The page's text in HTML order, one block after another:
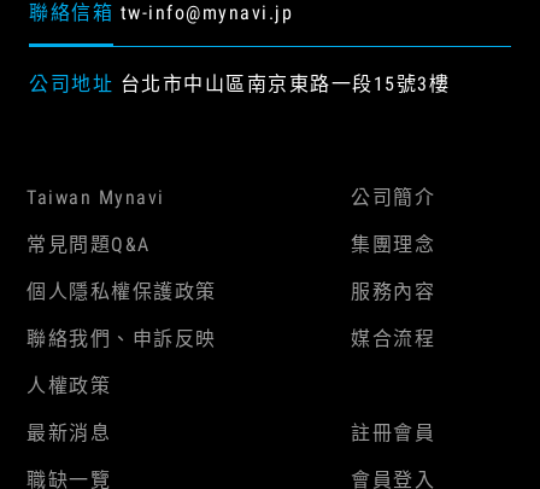
聯絡信箱 tw-info@mynavi.jp
公司地址 台北市中山區南京東路一段15號3樓
Taiwan Mynavi
常見問題Q&A
個人隱私權保護政策
聯絡我們、申訴反映
人權政策
公司簡介
集團理念
服務內容
媒合流程
最新消息
職缺一覽
註冊會員
會員登入